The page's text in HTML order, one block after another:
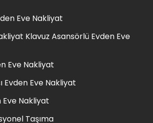
Eve Nakliyat
Klavuz Asansörlü Evden Eve
Eve Nakliyat
Evden Eve Nakliyat
Eve Nakliyat
Taşıma